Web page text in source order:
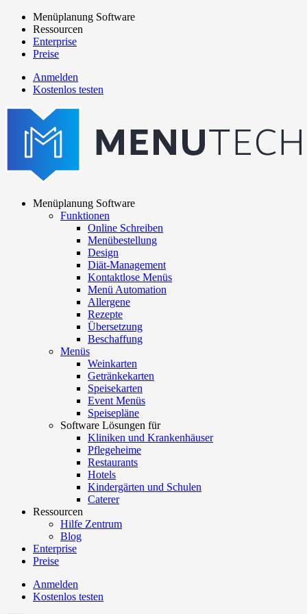
Direkt
zum
Inhalt
Main
navigation
Menüplanung Software
Ressourcen
Enterprise
Preise
menutech
navigation
Anmelden
Kostenlos testen
navigation
Menüplanung Software
Funktionen
Online Schreiben
Menübestellung
Design
Diät-Management
Kontaktlose Menüs
Menü Automation
Allergene
Rezepte
Übersetzung
Beschaffung
Menüs
Weinkarten
Getränkekarten
Speisekarten
Event Menüs
Speisepläne
Software Lösungen für
Kliniken und Krankenhäuser
Pflegeheime
Restaurants
Hotels
Kindergärten und Schulen
Caterer
Ressourcen
Hilfe Zentrum
Blog
Enterprise
Preise
Menutech
Anmelden
Kostenlos testen